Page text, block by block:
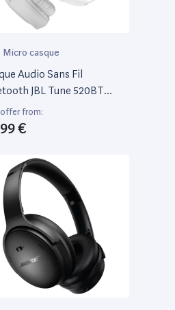
Micro casque
Audio Sans Fil
JBL Tune 520BT
from:
€